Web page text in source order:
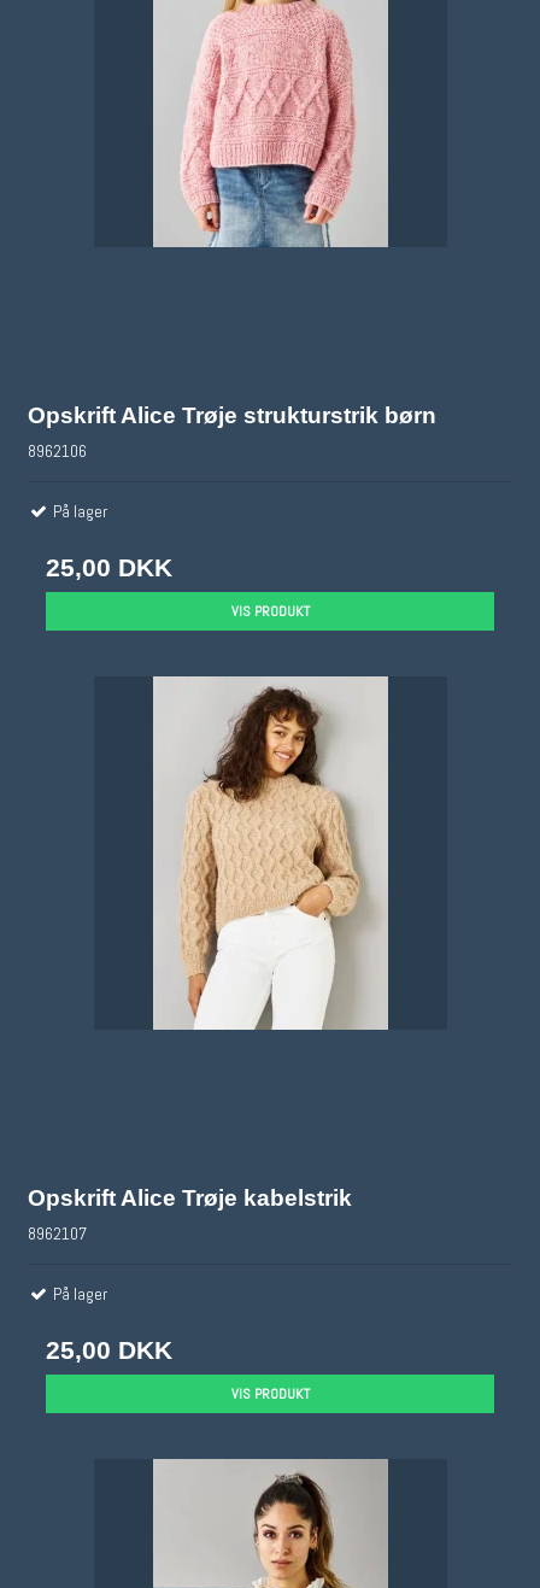
Opskrift Alice Trøje strukturstrik børn
8962106
På lager
25,00 DKK
VIS PRODUKT
Opskrift Alice Trøje kabelstrik
8962107
På lager
25,00 DKK
VIS PRODUKT